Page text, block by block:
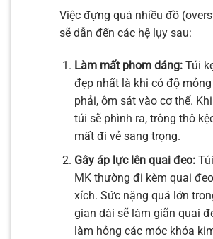
Việc đựng quá nhiều đồ
sẽ dẫn đến các hệ lụy sau:
Làm mất phom dáng:Túi
đẹp nhất là khi có độ
phải, ôm sát vào cơ thể.
túi sẽ phình ra, trông thô
mất đi vẻ sang trọng.
Gây áp lực lên quai đeo:
MK thường đi kèm quai
xích. Sức nặng quá lớn
gian dài sẽ làm giãn quai
làm hỏng các móc khóa